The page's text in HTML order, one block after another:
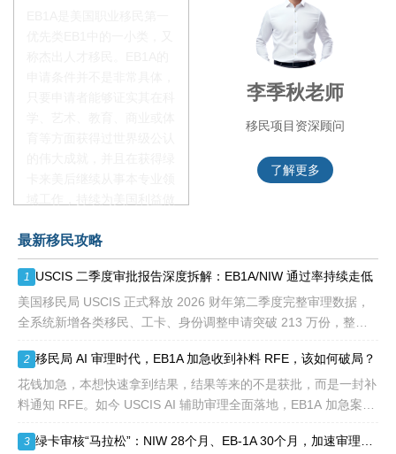
额占全球移民签证配额的
28.6%，即大约4万个移民
签证，都会用于满足"优
先"移民类别的申请。EB1A
不需要雇主支持、不用办理
等的限制，所以也愈来愈受
到中国杰出人才的青睐。
李季秋老师
移民项目资深顾问
了解更多
最新移民攻略
1
USCIS 二季度审批报告深度拆解：EB1A/NIW 通过率持续走低
美国移民局 USCIS 正式释放 2026 财年第二季度完整审理数据，
全系统新增各类移民、工卡、身份调整申请突破 213 万份，整体
2 移民局 AI 审理时代，EB1A 加急收到补料 RFE，该如何破局？
花钱加急，本想快速拿到结果，结果等来的不是获批，而是一封补
料通知 RFE。如今 USCIS AI 辅助审理全面落地，EB1A 加急案件
3